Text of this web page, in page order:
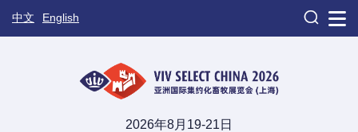
中文 English 
2026年8月19-21日